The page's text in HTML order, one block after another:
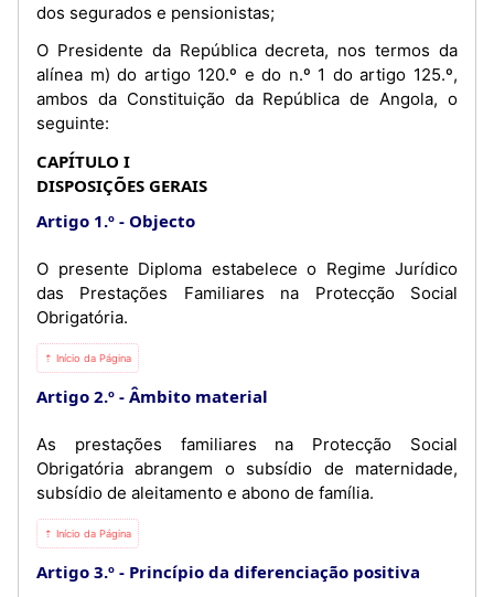
dos segurados e pensionistas;
O Presidente da República decreta, nos termos da
alínea m) do artigo 120.º e do n.º 1 do artigo 125.º,
ambos da Constituição da República de Angola, o
seguinte:
CAPÍTULO I
DISPOSIÇÕES GERAIS
Artigo 1.º
Objecto
O presente Diploma estabelece o Regime Jurídico
das Prestações Familiares na Protecção Social
Obrigatória.
⇡ Início da Página
Artigo 2.º Âmbito material
As prestações familiares na Protecção Social
Obrigatória abrangem o subsídio de maternidade,
subsídio de aleitamento e abono de família.
⇡ Início da Página
Artigo 3.º Princípio da diferenciação positiva